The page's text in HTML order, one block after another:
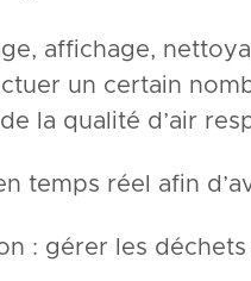
affichage,
un certain
la qualité d’air
temps réel afin
: gérer les